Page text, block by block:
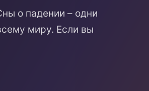
о падении – одни
миру. Если вы